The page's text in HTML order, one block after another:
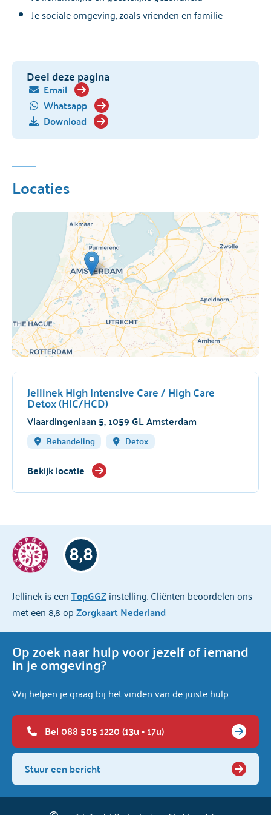
Je sociale omgeving, zoals vrienden en familie
Deel deze pagina
Email
Whatsapp
Download
Locaties
Jellinek High Intensive Care / High Care
Detox (HIC/HCD)
Vlaardingenlaan 5, 1059 GL Amsterdam
Behandeling Detox
Bekijk locatie
Jellinek is eenTopGGZinstelling. Cliënten beoordelen ons
met een 8,8 opZorgkaart Nederland
8,8
Op zoek naar hulp voor jezelf of iemand
in je omgeving?
Wij helpen je graag bij het vinden van de juiste hulp.
Bel 088 505 1220 (13u - 17u)
Stuur een bericht